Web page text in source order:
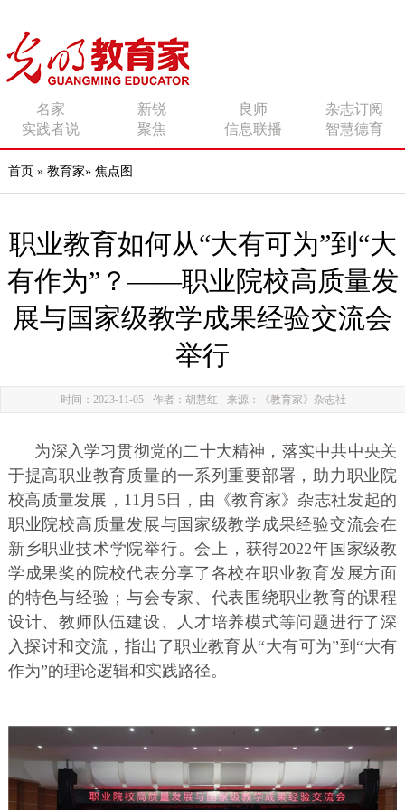
名家 新锐 良师
杂志订阅
实践者说
聚焦 信息联播 智慧德育
首页 » 教育家» 焦点图
职业教育如何从“大有可为”到“大
有作为”？——职业院校高质量发
展与国家级教学成果经验交流会
举行
时间：2023-11-05 作者：胡慧红 来源：《教育家》杂志社
为深入学习贯彻党的二十大精神，落实中共中央关
于提高职业教育质量的一系列重要部署，助力职业院
校高质量发展，11月5日，由《教育家》杂志社发起的
职业院校高质量发展与国家级教学成果经验交流会在
新乡职业技术学院举行。会上，获得2022年国家级教
学成果奖的院校代表分享了各校在职业教育发展方面
的特色与经验；与会专家、代表围绕职业教育的课程
设计、教师队伍建设、人才培养模式等问题进行了深
入探讨和交流，指出了职业教育从“大有可为”到“大有
作为”的理论逻辑和实践路径。